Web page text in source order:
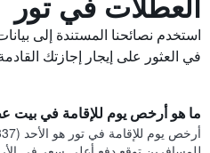
في العثور على إيجار إجازتك
ما هو أرخص يوم للإقامة في بيت